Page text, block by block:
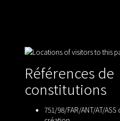
Références de
constitutions
751/98/FAR/ANT/AT/ASS